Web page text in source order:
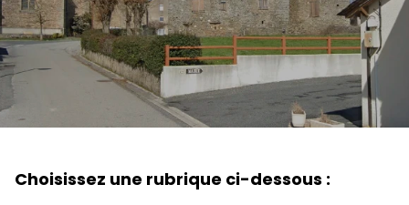
Choisissez une rubrique ci-dessous :